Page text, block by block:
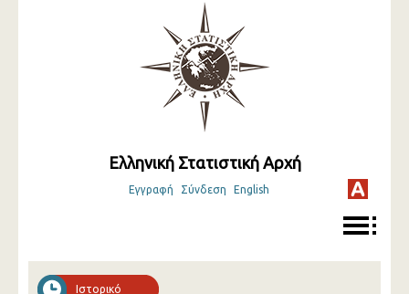
Ελληνική Στατιστική Αρχή
Εγγραφή Σύνδεση English
Ιστορικό